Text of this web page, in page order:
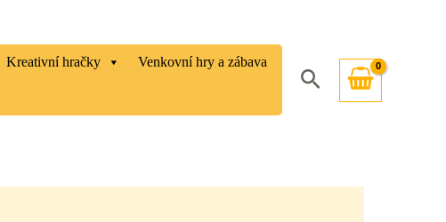
Kreativní hračky Venkovní hry a zábava
Hledat